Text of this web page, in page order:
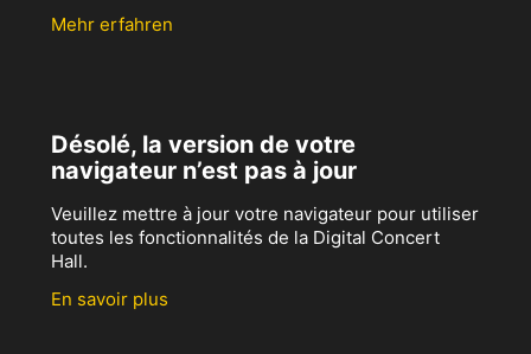
Mehr erfahren
Désolé, la version de votre
navigateur n’est pas à jour
Veuillez mettre à jour votre navigateur pour utiliser
toutes les fonctionnalités de la Digital Concert
Hall.
En savoir plus